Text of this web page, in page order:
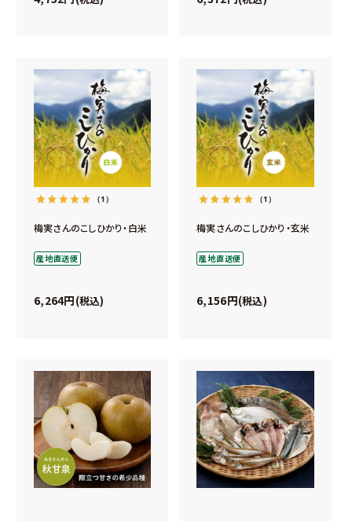
（1）
梅実さんのこしひかり・白米
産地直送便
6,264 税込
（1）
梅実さんのこしひかり・玄米
産地直送便
6,156 税込